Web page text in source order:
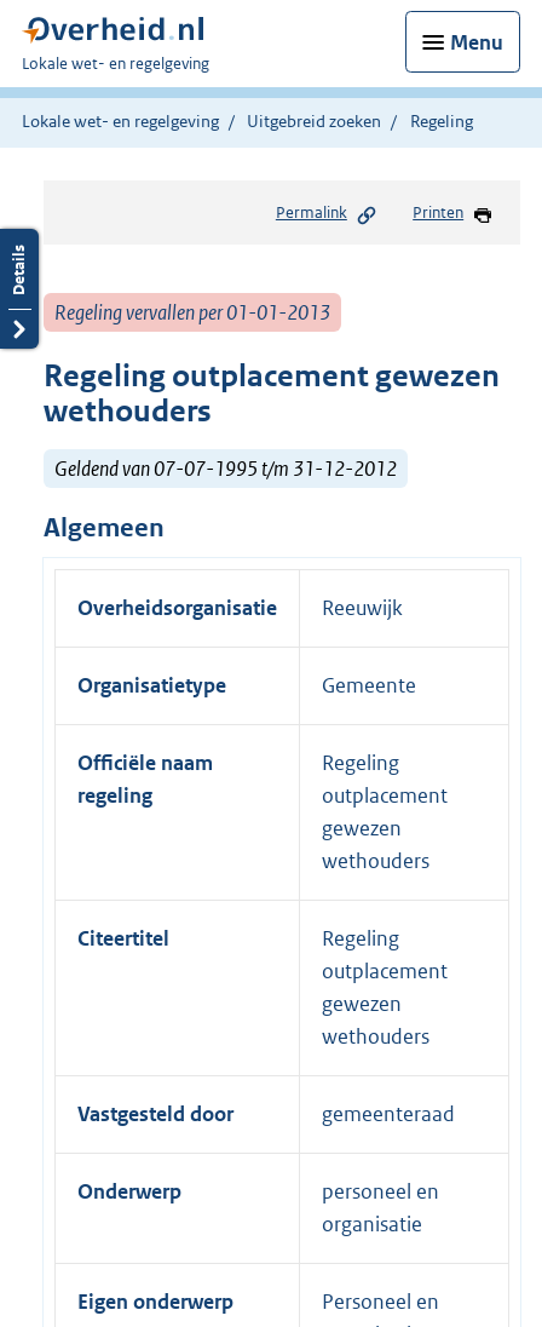
Menu
U
bent
hier:
Lokale wet- en regelgeving
Lokale wet- en regelgeving Uitgebreid zoeken Regeling
Permalink Printen
Regeling vervallen per 01-01-2013
Regeling outplacement gewezen
wethouders
Geldend van 07-07-1995 t/m 31-12-2012
Algemeen
Overheidsorganisatie Reeuwijk
Organisatietype Gemeente
Officiële naam
regeling
Regeling
outplacement
gewezen
wethouders
Citeertitel
Regeling
outplacement
gewezen
wethouders
Vastgesteld door gemeenteraad
Onderwerp
personeel en
organisatie
Eigen onderwerp
Personeel en